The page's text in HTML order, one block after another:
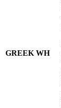
GREEK WH